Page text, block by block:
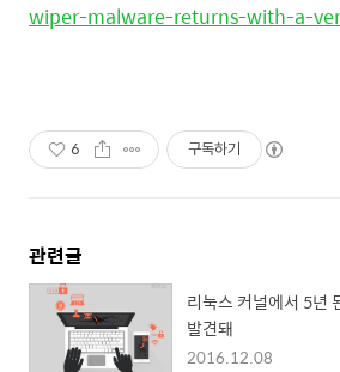
wiper-malware-returns-with-a-
6 구독하기
관련글
리눅스 커널에서 5년
발견돼
2016.12.08